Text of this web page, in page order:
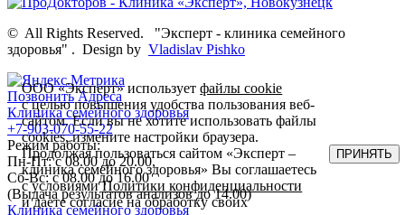
© All Rights Reserved.
"Эксперт - клиника семейного
здоровья" . Design by Vladislav Pishko
Позвонить Адреса
Клиника семейного здоровья
+7-903-070-55-22
Режим работы:
Пн-Пт: с 08.00 до 20.00,
Сб-Вс: с 08.00 до 16.00
(Выдача результатов анализов до 14.00)
Клиника семейного здоровья
ООО «Эксперт» используетфайлы cookie
с целью повышения удобства пользования веб-
сайтом. Если вы не хотите использовать файлы
cookies, измените настройки браузера.
Продолжая пользоваться сайтом «Эксперт –
клиника семейного здоровья» Вы соглашаетесь
с условиямиПолитики конфиденциальности
и даете согласие на обработку своих
ПРИНЯТЬ